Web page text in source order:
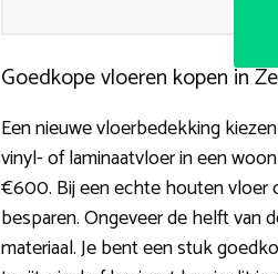
Goedkope vloeren kopen in
Een nieuwe vloerbedekking
vinyl- of laminaatvloer in een
€600. Bij een echte houten vloer
besparen. Ongeveer de helft van
materiaal. Je bent een stuk